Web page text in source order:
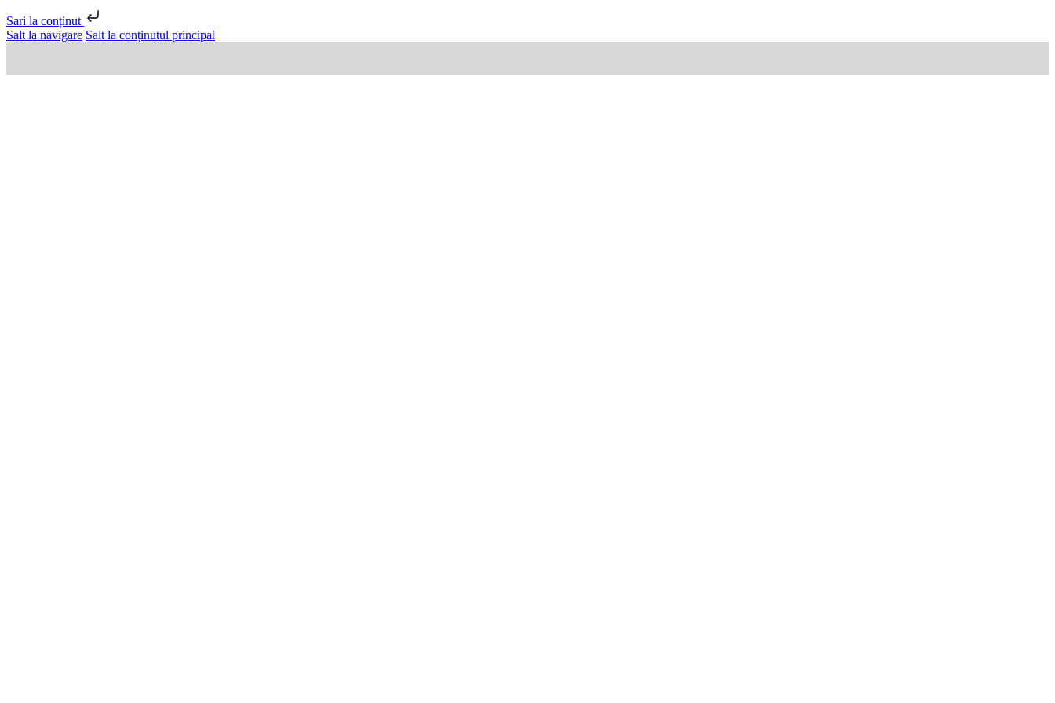
Sari la conținut
Salt la navigare Salt la conținutul principal